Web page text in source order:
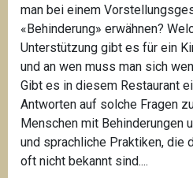
man bei einem
«Behinderung» erwähnen?
Unterstützung gibt es für ein
und an wen muss man sich
Gibt es in diesem Restaurant
Antworten auf solche Fragen
Menschen mit Behinderungen
und sprachliche Praktiken, die
oft nicht bekannt sind....